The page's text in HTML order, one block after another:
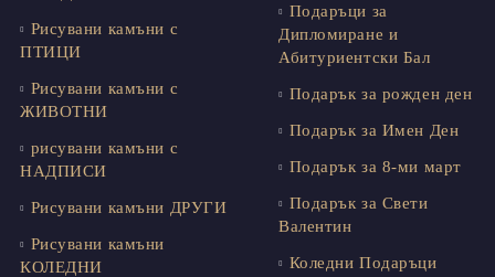
Рисувани камъни с
ПТИЦИ
Рисувани камъни с
ЖИВОТНИ
рисувани камъни с
НАДПИСИ
Рисувани камъни ДРУГИ
Рисувани камъни
КОЛЕДНИ
Подаръци за
Дипломиране и
Абитуриентски Бал
Подарък за рожден ден
Подарък за Имен Ден
Подарък за 8-ми март
Подарък за Свети
Валентин
Коледни Подаръци